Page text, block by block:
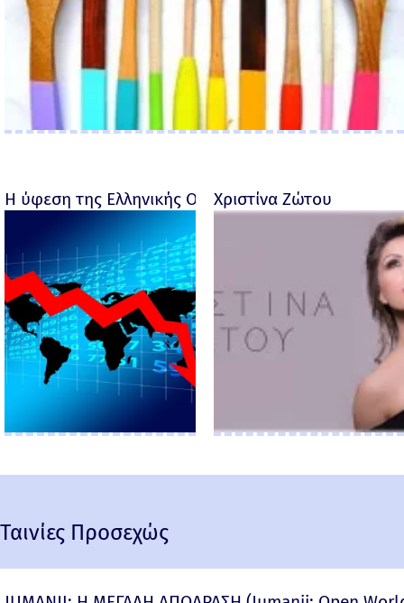
Η ύφεση της Ελληνικής Οικονομίας - Ροσέτος
Χριστίνα Ζώτου
Ταινίες Προσεχώς